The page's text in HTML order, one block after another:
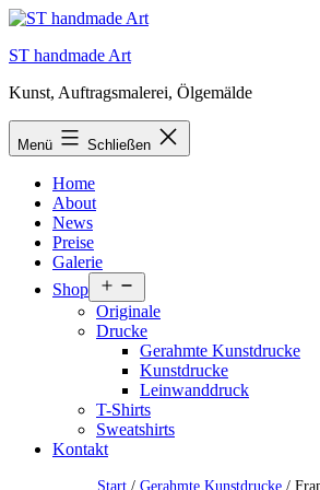
Zum
springen
ST handmade Art
Kunst, Auftragsmalerei, Ölgemälde
Menü Schließen
Home
About
News
Preise
Galerie
Shop
öffnen
Originale
Drucke
Gerahmte Kunstdrucke
Kunstdrucke
Leinwanddruck
T-Shirts
Sweatshirts
Kontakt
Start/ Gerahmte Kunstdrucke/